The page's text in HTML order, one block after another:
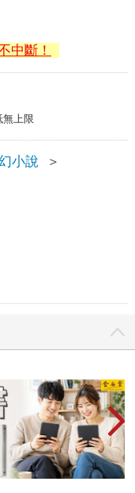
中斷！
無上限
小說
＞